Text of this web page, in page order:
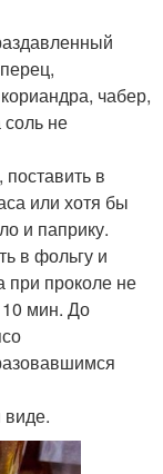
чабер,
не
в
или хотя бы
и паприку.
в фольгу и
при проколе не
10 мин. До